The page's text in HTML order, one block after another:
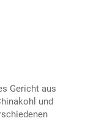
Gericht aus
und